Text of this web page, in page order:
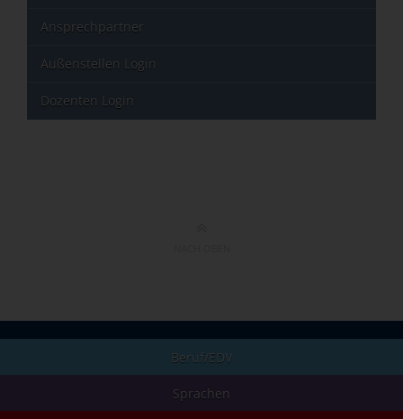
Ansprechpartner
Außenstellen Login
Dozenten Login
Beruf/EDV
Sprachen